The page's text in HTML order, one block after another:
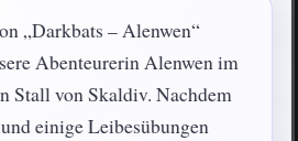
„Darkbats – Alenwen“
Abenteurerin Alenwen im
Stall von Skaldiv. Nachdem
einige Leibesübungen